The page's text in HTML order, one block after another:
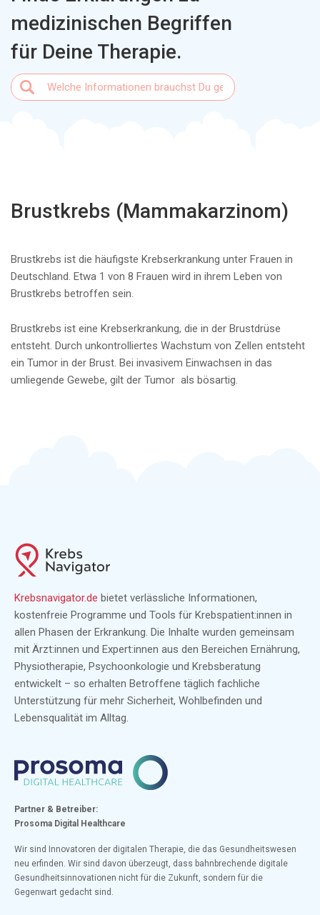
medizinischen Begriffen
für Deine Therapie.
Brustkrebs (Mammakarzinom)
Brustkrebs ist die häufigste Krebserkrankung unter Frauen in
Deutschland. Etwa 1 von 8 Frauen wird in ihrem Leben von
Brustkrebs betroffen sein.
Brustkrebs ist eine Krebserkrankung, die in der Brustdrüse
entsteht. Durch unkontrolliertes Wachstum von Zellen entsteht
ein Tumor in der Brust. Bei invasivem Einwachsen in das
umliegende Gewebe, gilt der Tumor als bösartig.
Krebsnavigator.de bietet verlässliche Informationen,
kostenfreie Programme und Tools für Krebspatient:innen in
allen Phasen der Erkrankung. Die Inhalte wurden gemeinsam
mit Ärzt:innen und Expert:innen aus den Bereichen Ernährung,
Physiotherapie, Psychoonkologie und Krebsberatung
entwickelt – so erhalten Betroffene täglich fachliche
Unterstützung für mehr Sicherheit, Wohlbefinden und
Lebensqualität im Alltag.
Partner & Betreiber:
Prosoma Digital Healthcare
Wir sind Innovatoren der digitalen Therapie, die das Gesundheitswesen
neu erfinden. Wir sind davon überzeugt, dass bahnbrechende digitale
Gesundheitsinnovationen nicht für die Zukunft, sondern für die
Gegenwart gedacht sind.